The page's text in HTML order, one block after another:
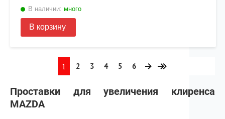
В наличии: много
В корзину
1 2 3 4 5 6
Проставки для увеличения клиренса
MAZDA